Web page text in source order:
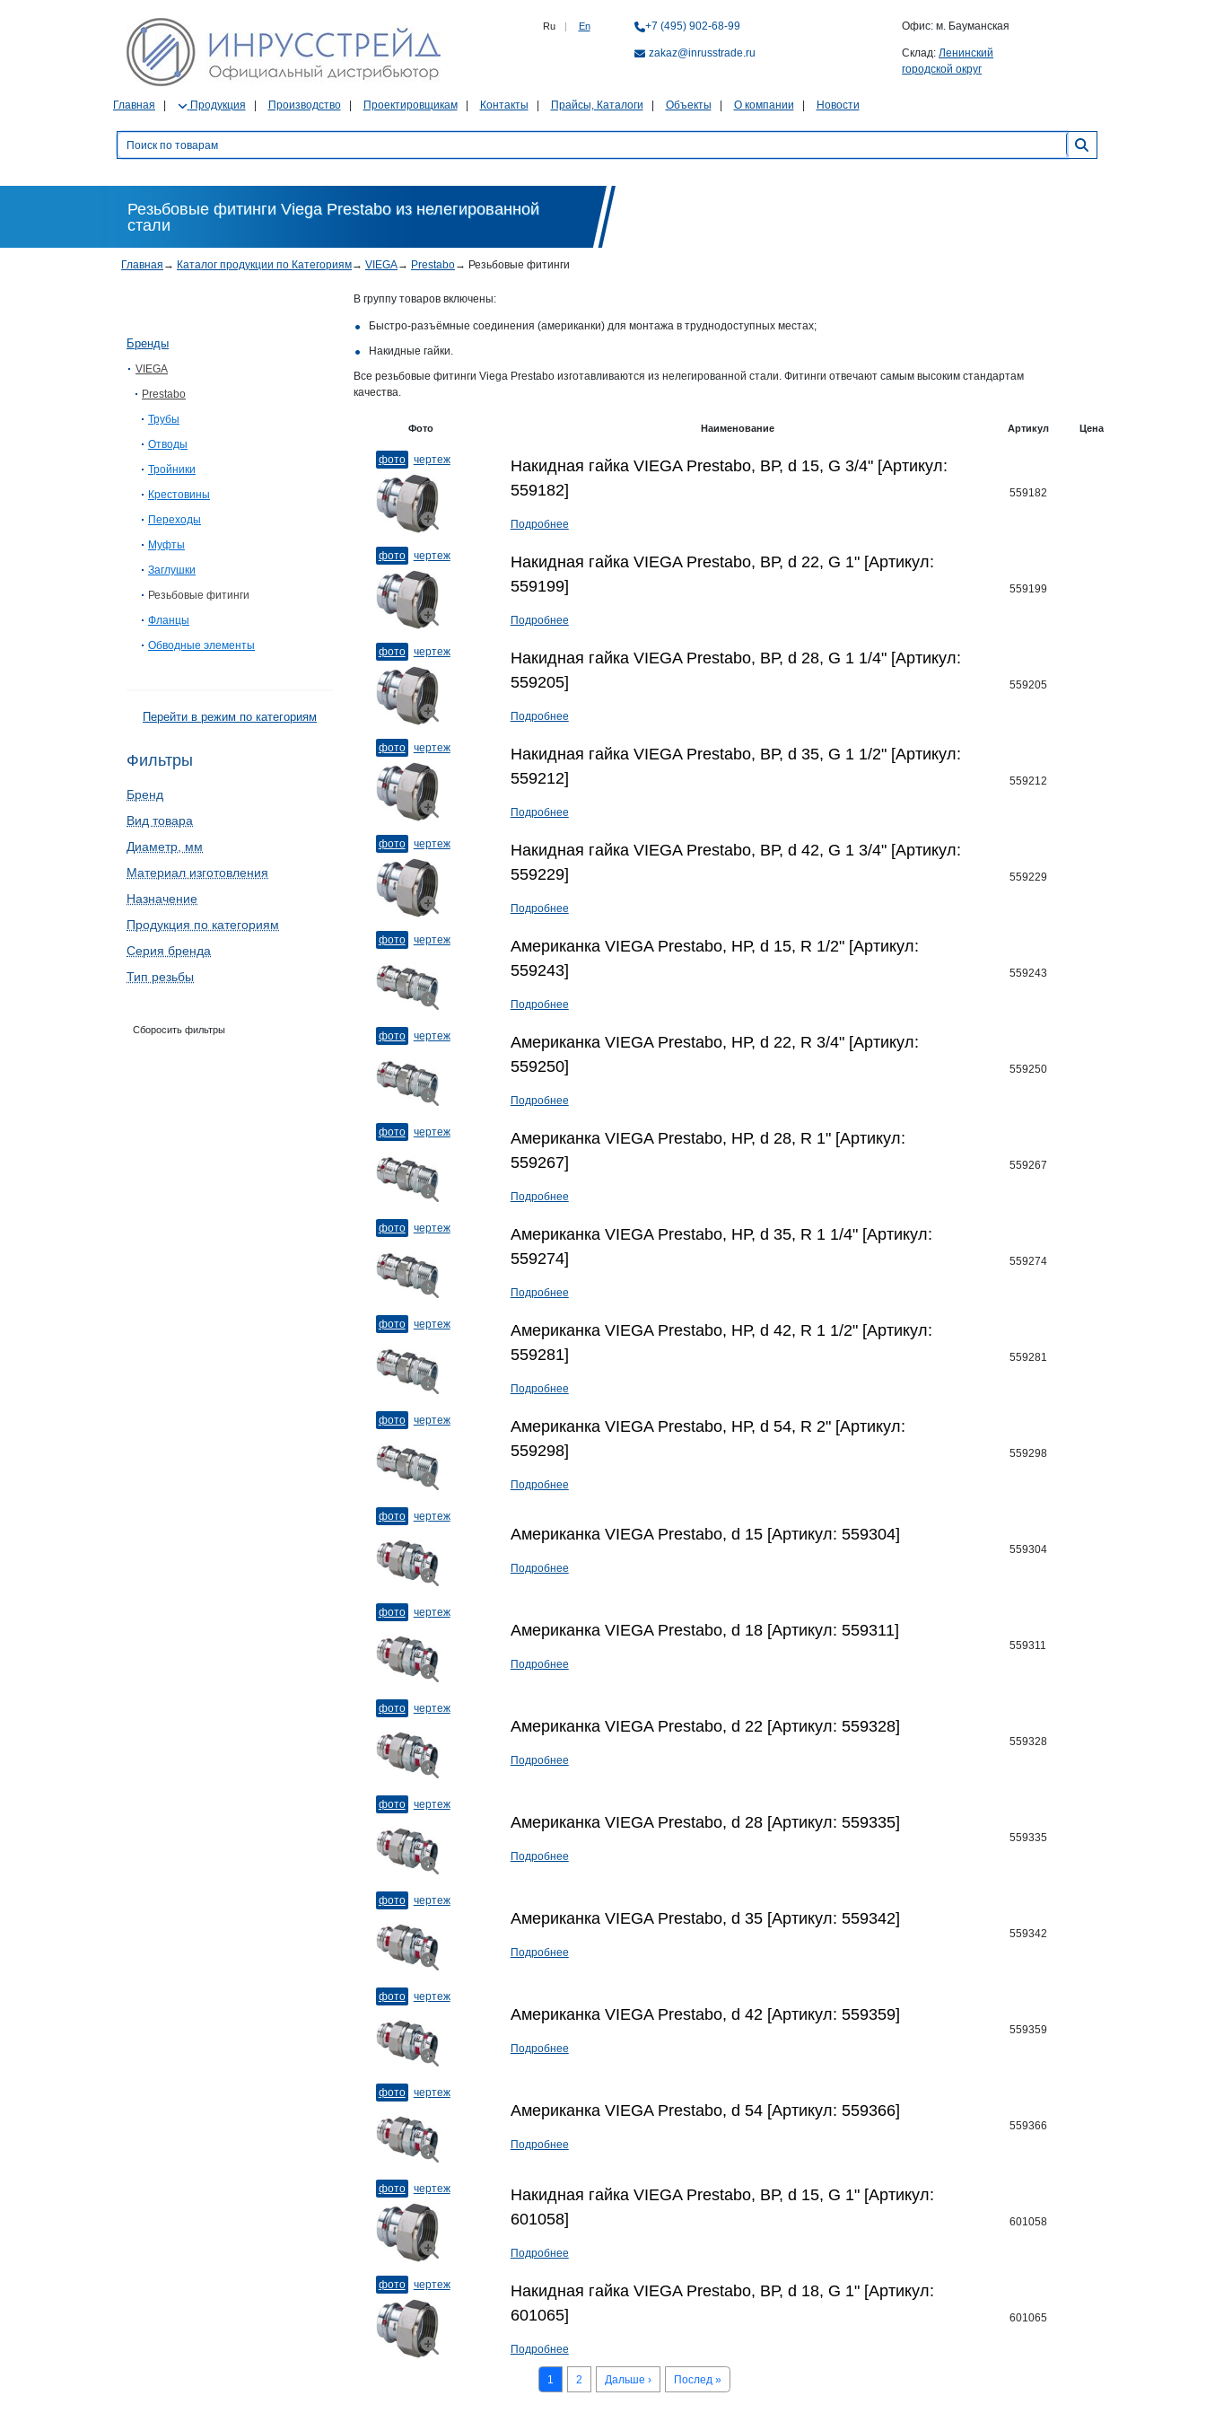
Ru | En +7 (495) 902-68-99
zakaz@inrusstrade.ru
Офис: м. Бауманская
Склад: Ленинский
городской округ
Главная Продукция Производство Проектировщикам Контакты Прайсы, Каталоги Объекты О компании Новости
Резьбовые фитинги Viega Prestabo из нелегированной
стали
Главная → Каталог продукции по Категориям→ VIEGA→ Prestabo→ Резьбовые фитинги
Бренды
VIEGA
Prestabo
Трубы
Отводы
Тройники
Крестовины
Переходы
Муфты
Заглушки
Резьбовые фитинги
Фланцы
Обводные элементы
Перейти в режим по категориям
Фильтры
Бренд
Вид товара
Диаметр, мм
Материал изготовления
Назначение
Продукция по категориям
Серия бренда
Тип резьбы
Сборосить фильтры
В группу товаров включены:
Быстро-разъёмные соединения (американки) для монтажа в труднодоступных местах;
Накидные гайки.
Все резьбовые фитинги Viega Prestabo изготавливаются из нелегированной стали. Фитинги отвечают самым высоким стандартам
качества.
Фото Наименование Артикул Цена
фото чертеж
Накидная гайка VIEGA Prestabo, ВР, d 15, G 3/4" [Артикул:
559182]
Подробнее
559182
фото чертеж
Накидная гайка VIEGA Prestabo, ВР, d 22, G 1" [Артикул:
559199]
Подробнее
559199
фото чертеж
Накидная гайка VIEGA Prestabo, ВР, d 28, G 1 1/4" [Артикул:
559205]
Подробнее
559205
фото чертеж
Накидная гайка VIEGA Prestabo, ВР, d 35, G 1 1/2" [Артикул:
559212]
Подробнее
559212
фото чертеж
Накидная гайка VIEGA Prestabo, ВР, d 42, G 1 3/4" [Артикул:
559229]
Подробнее
559229
фото чертеж
Американка VIEGA Prestabo, НР, d 15, R 1/2" [Артикул:
559243]
Подробнее
559243
фото чертеж
Американка VIEGA Prestabo, НР, d 22, R 3/4" [Артикул:
559250]
Подробнее
559250
фото чертеж
Американка VIEGA Prestabo, НР, d 28, R 1" [Артикул:
559267]
Подробнее
559267
фото чертеж
Американка VIEGA Prestabo, НР, d 35, R 1 1/4" [Артикул:
559274]
Подробнее
559274
фото чертеж
Американка VIEGA Prestabo, НР, d 42, R 1 1/2" [Артикул:
559281]
Подробнее
559281
фото чертеж
Американка VIEGA Prestabo, НР, d 54, R 2" [Артикул:
559298]
Подробнее
559298
фото чертеж
Американка VIEGA Prestabo, d 15 [Артикул: 559304]
Подробнее
559304
фото чертеж
Американка VIEGA Prestabo, d 18 [Артикул: 559311]
Подробнее
559311
фото чертеж
Американка VIEGA Prestabo, d 22 [Артикул: 559328]
Подробнее
559328
фото чертеж
Американка VIEGA Prestabo, d 28 [Артикул: 559335]
Подробнее
559335
фото чертеж
Американка VIEGA Prestabo, d 35 [Артикул: 559342]
Подробнее
559342
фото чертеж
Американка VIEGA Prestabo, d 42 [Артикул: 559359]
Подробнее
559359
фото чертеж
Американка VIEGA Prestabo, d 54 [Артикул: 559366]
Подробнее
559366
фото чертеж
Накидная гайка VIEGA Prestabo, ВР, d 15, G 1" [Артикул:
601058]
Подробнее
601058
фото чертеж
Накидная гайка VIEGA Prestabo, ВР, d 18, G 1" [Артикул:
601065]
Подробнее
601065
1 2 Дальше › Послед »